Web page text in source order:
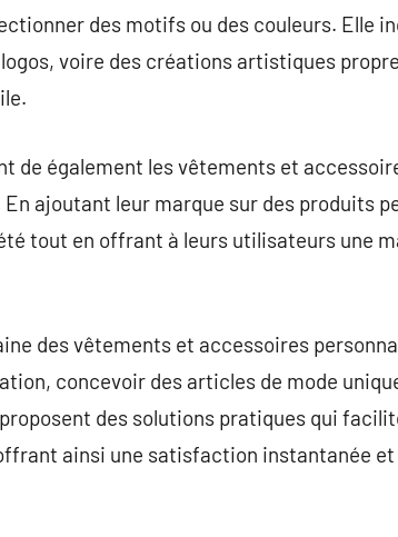
des motifs ou des couleurs. Elle
voire des créations artistiques
de également les vêtements et
ajoutant leur marque sur des produits
tout en offrant à leurs utilisateurs une
des vêtements et accessoires
concevoir des articles de mode
des solutions pratiques qui
ainsi une satisfaction instantanée